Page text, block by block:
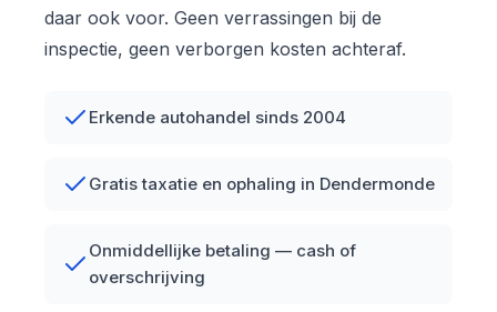
daar ook voor. Geen verrassingen bij de
inspectie, geen verborgen kosten achteraf.
Erkende autohandel sinds 2004
Gratis taxatie en ophaling in Dendermonde
Onmiddellijke betaling — cash of
overschrijving